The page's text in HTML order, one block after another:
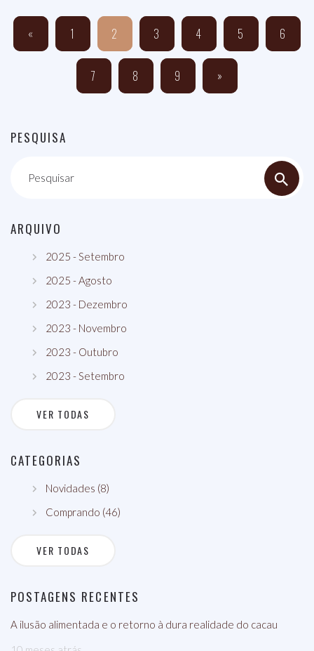
« 1 2 3 4 5 6
7 8 9 »
PESQUISA
Pesquisar
ARQUIVO
2025 - Setembro
2025 - Agosto
2023 - Dezembro
2023 - Novembro
2023 - Outubro
2023 - Setembro
VER TODAS
CATEGORIAS
Novidades (8)
Comprando (46)
VER TODAS
POSTAGENS RECENTES
A ilusão alimentada e o retorno à dura realidade do cacau